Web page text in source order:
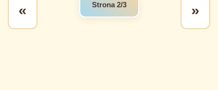
« »
Strona 2/3